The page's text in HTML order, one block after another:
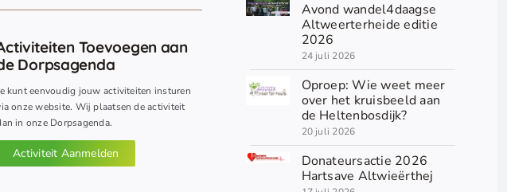
Toevoegen aan
Dorpsagenda
kunt eenvoudig jouw activiteiten insturen
onze website. Wij plaatsen de activiteit
in onze Dorpsagenda.
Activiteit Aanmelden
Avond wandel4daagse
Altweerterheide editie
2026
24 juli 2026
Oproep: Wie weet meer
over het kruisbeeld aan
de Heltenbosdijk?
20 juli 2026
Donateursactie 2026
Hartsave Altwieërthej